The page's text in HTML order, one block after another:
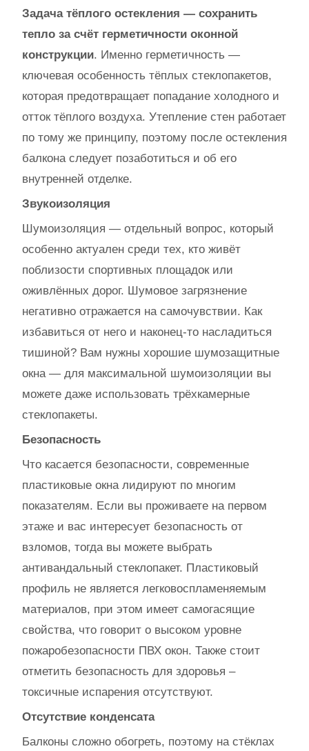
Задача тёплого остекления — сохранить
тепло за счёт герметичности оконной
конструкции. Именно герметичность —
ключевая особенность тёплых стеклопакетов,
которая предотвращает попадание холодного и
отток тёплого воздуха. Утепление стен работает
по тому же принципу, поэтому после остекления
балкона следует позаботиться и об его
внутренней отделке.
Звукоизоляция
Шумоизоляция — отдельный вопрос, который
особенно актуален среди тех, кто живёт
поблизости спортивных площадок или
оживлённых дорог. Шумовое загрязнение
негативно отражается на самочувствии. Как
избавиться от него и наконец-то насладиться
тишиной? Вам нужны хорошие шумозащитные
окна — для максимальной шумоизоляции вы
можете даже использовать трёхкамерные
стеклопакеты.
Безопасность
Что касается безопасности, современные
пластиковые окна лидируют по многим
показателям. Если вы проживаете на первом
этаже и вас интересует безопасность от
взломов, тогда вы можете выбрать
антивандальный стеклопакет. Пластиковый
профиль не является легковоспламеняемым
материалов, при этом имеет самогасящие
свойства, что говорит о высоком уровне
пожаробезопасности ПВХ окон. Также стоит
отметить безопасность для здоровья –
токсичные испарения отсутствуют.
Отсутствие конденсата
Балконы сложно обогреть, поэтому на стёклах